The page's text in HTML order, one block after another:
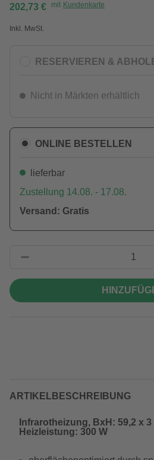
202,73 € mit Kundenkarte
Inkl. MwSt.
RESERVIEREN &
Nicht in Märkten erhältlich
ONLINE BESTELLEN
lieferbar
Zustellung 14.08. - 17.08.
Versand: Gratis
ARTIKELBESCHREIBUNG
Infrarotheizung, BxH: 59,2 x 3
Heizleistung: 300 W